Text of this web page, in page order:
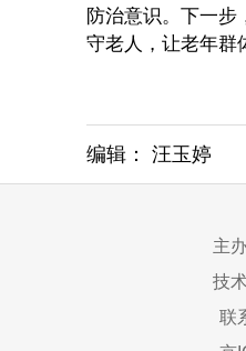
防治意识。下一步
守老人，让老年群
编辑： 汪玉婷
主
技
联